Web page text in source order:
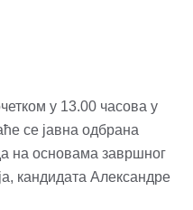
у 13.00 часова у
се јавна одбрана
на основама завршног
кандидата Александре